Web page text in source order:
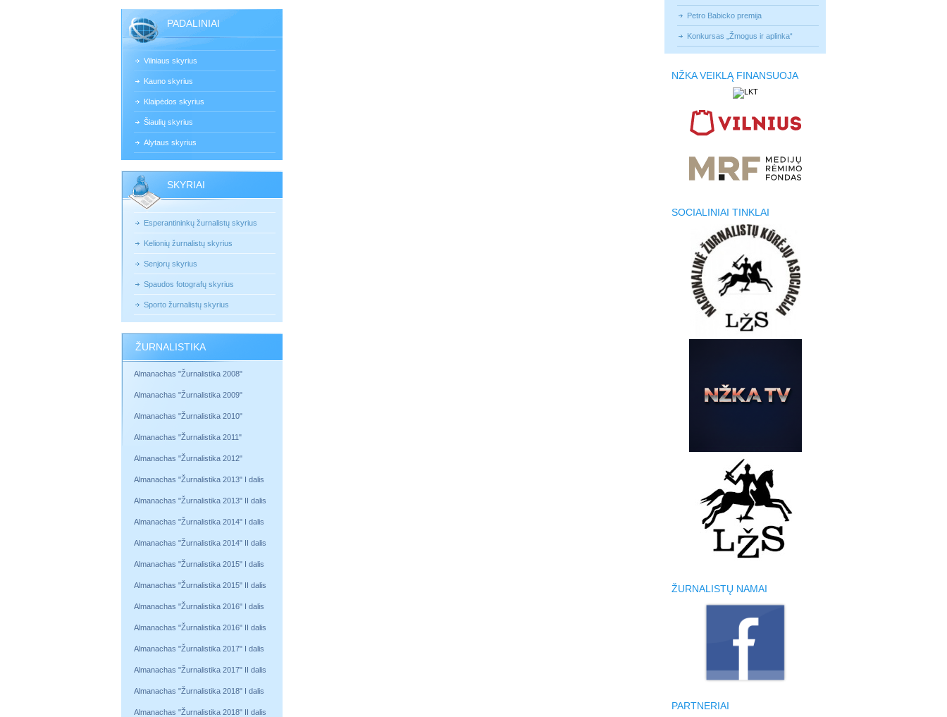
PADALINIAI
Vilniaus skyrius
Kauno skyrius
Klaipėdos skyrius
Šiaulių skyrius
Alytaus skyrius
SKYRIAI
Esperantininkų žurnalistų skyrius
Kelionių žurnalistų skyrius
Senjorų skyrius
Spaudos fotografų skyrius
Sporto žurnalistų skyrius
ŽURNALISTIKA
Almanachas "Žurnalistika 2008"
Almanachas "Žurnalistika 2009"
Almanachas "Žurnalistika 2010"
Almanachas "Žurnalistika 2011"
Almanachas "Žurnalistika 2012"
Almanachas "Žurnalistika 2013" I dalis
Almanachas "Žurnalistika 2013" II dalis
Almanachas "Žurnalistika 2014" I dalis
Almanachas "Žurnalistika 2014" II dalis
Almanachas "Žurnalistika 2015" I dalis
Almanachas "Žurnalistika 2015" II dalis
Almanachas "Žurnalistika 2016" I dalis
Almanachas "Žurnalistika 2016" II dalis
Almanachas "Žurnalistika 2017" I dalis
Almanachas "Žurnalistika 2017" II dalis
Almanachas "Žurnalistika 2018" I dalis
Almanachas "Žurnalistika 2018" II dalis
Petro Babicko premija
Konkursas „Žmogus ir aplinka“
NŽKA VEIKLĄ FINANSUOJA
SOCIALINIAI TINKLAI
ŽURNALISTŲ NAMAI
PARTNERIAI